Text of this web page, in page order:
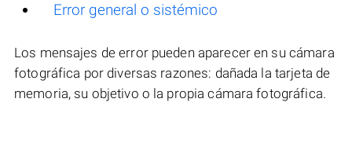
Error general o sistémico
Los mensajes de error pueden aparecer en su cámara
fotográfica por diversas razones: dañada la tarjeta de
memoria, su objetivo o la propia cámara fotográfica.